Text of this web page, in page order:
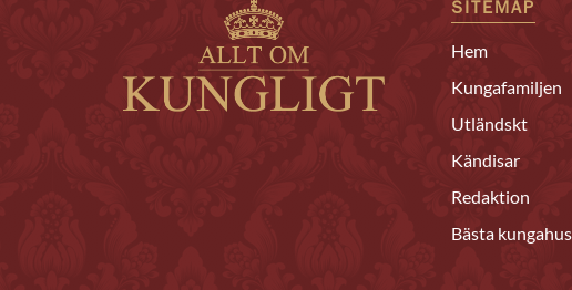
SITEMAP
Hem
Kungafamiljen
Utländskt
Kändisar
Redaktion
Bästa